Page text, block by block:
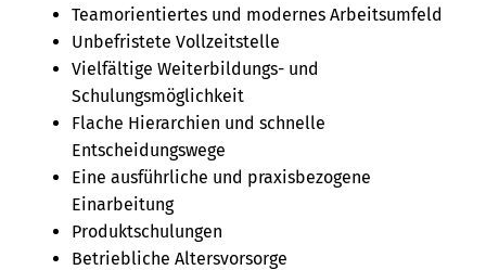
Teamorientiertes und modernes Arbeitsumfeld
Unbefristete Vollzeitstelle
Vielfältige Weiterbildungs- und
Schulungsmöglichkeit
Flache Hierarchien und schnelle
Entscheidungswege
Eine ausführliche und praxisbezogene
Einarbeitung
Produktschulungen
Betriebliche Altersvorsorge